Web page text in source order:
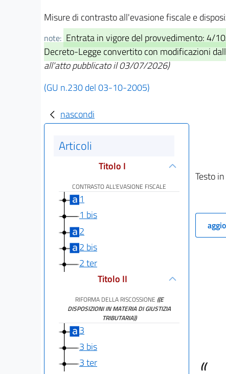
Misure di contrasto all'evasione fiscale e
note: Entrata in vigore del provvedimento: 4/
Decreto-Legge convertito con modificazioni
all'atto pubblicato il 03/07/2026)
(GU n.230 del 03-10-2005)
nascondi
Articoli
Titolo I
CONTRASTO ALL'EVASIONE FISCALE
1
1 bis
2
2 bis
2 ter
Titolo II
RIFORMA DELLA RISCOSSIONE ((E
DISPOSIZIONI IN MATERIA DI GIUSTIZIA
TRIBUTARIA))
3
3 bis
3 ter
Testo
((